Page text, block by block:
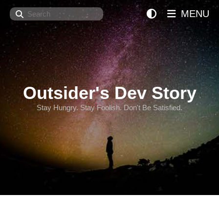
Search
Outsider's Dev Story
Stay Hungry. Stay Foolish. Don't Be Satisfied.
MENU